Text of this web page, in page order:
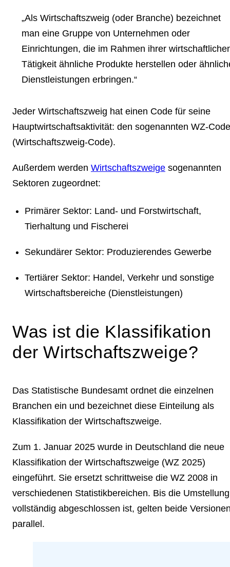
„Als Wirtschaftszweig (oder Branche) bezeichnet
man eine Gruppe von Unternehmen oder
Einrichtungen, die im Rahmen ihrer
Tätigkeit ähnliche Produkte herstellen oder
Dienstleistungen erbringen.“
Jeder Wirtschaftszweig hat einen Code für seine
Hauptwirtschaftsaktivität: den sogenannten WZ-Code
(Wirtschaftszweig-Code).
Außerdem werden Wirtschaftszweige sogenannten
Sektoren zugeordnet:
Primärer Sektor: Land- und Forstwirtschaft,
Tierhaltung und Fischerei
Sekundärer Sektor: Produzierendes Gewerbe
Tertiärer Sektor: Handel, Verkehr und sonstige
Wirtschaftsbereiche (Dienstleistungen)
Was ist die Klassifikation
der Wirtschaftszweige?
Das Statistische Bundesamt ordnet die einzelnen
Branchen ein und bezeichnet diese Einteilung als
Klassifikation der Wirtschaftszweige.
Zum 1. Januar 2025 wurde in Deutschland die neue
Klassifikation der Wirtschaftszweige (WZ 2025)
eingeführt. Sie ersetzt schrittweise die WZ 2008 in
verschiedenen Statistikbereichen. Bis die Umstellung
vollständig abgeschlossen ist, gelten beide
parallel.